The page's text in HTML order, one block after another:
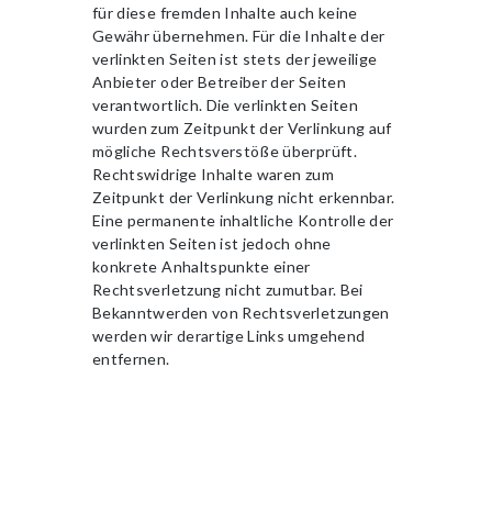
für diese fremden Inhalte auch keine
Gewähr übernehmen. Für die Inhalte der
verlinkten Seiten ist stets der jeweilige
Anbieter oder Betreiber der Seiten
verantwortlich. Die verlinkten Seiten
wurden zum Zeitpunkt der Verlinkung auf
mögliche Rechtsverstöße überprüft.
Rechtswidrige Inhalte waren zum
Zeitpunkt der Verlinkung nicht erkennbar.
Eine permanente inhaltliche Kontrolle der
verlinkten Seiten ist jedoch ohne
konkrete Anhaltspunkte einer
Rechtsverletzung nicht zumutbar. Bei
Bekanntwerden von Rechtsverletzungen
werden wir derartige Links umgehend
entfernen.